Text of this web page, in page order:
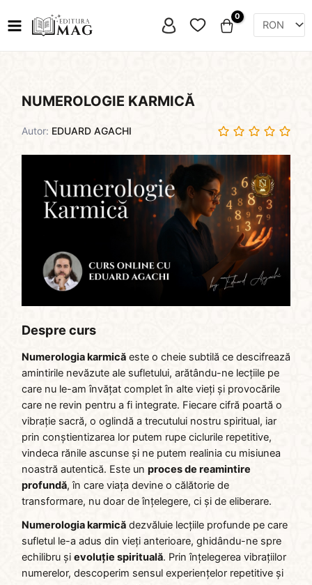
to
Favorite
NUMEROLOGIE KARMICĂ
Autor: EDUARD AGACHI
Despre curs
Numerologia karmicăeste o cheie subtilă ce descifrează
amintirile nevăzute ale sufletului, arătându-ne lecțiile pe
care nu le-am învățat complet în alte vieți și provocările
care ne revin pentru a fi integrate. Fiecare cifră poartă o
vibrație sacră, o oglindă a trecutului nostru spiritual, iar
prin conștientizarea lor putem rupe ciclurile repetitive,
vindeca rănile ascunse și ne putem realinia cu misiunea
noastră autentică. Este un proces de reamintire
profundă, în care viața devine o călătorie de
transformare, nu doar de înțelegere, ci și de eliberare.
Numerologia karmicădezvăluie lecțiile profunde pe care
sufletul le-a adus din vieți anterioare, ghidându-ne spre
echilibru și evoluție spirituală. Prin înțelegerea vibrațiilor
numerelor, descoperim sensul experiențelor repetitive și